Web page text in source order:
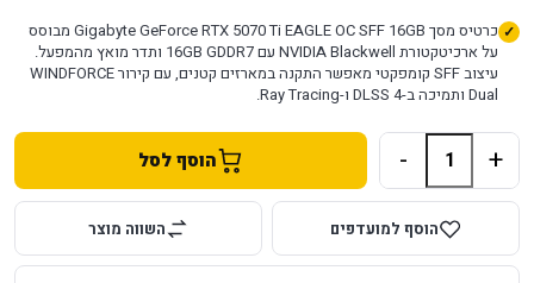
כרטיס מסך Gigabyte GeForce RTX 5070 Ti EAGLE OC SFF 16GB מבוסס
על ארכיטקטורת NVIDIA Blackwell עם 16GB GDDR7 ותדר מואץ מהמפעל.
עיצוב SFF קומפקטי מאפשר התקנה במארזים קטנים, עם קירור WINDFORCE
Dual ותמיכה ב-DLSS 4 ו-Ray Tracing.
+
- הוסף לסל
הוסף למועדפים השווה מוצר